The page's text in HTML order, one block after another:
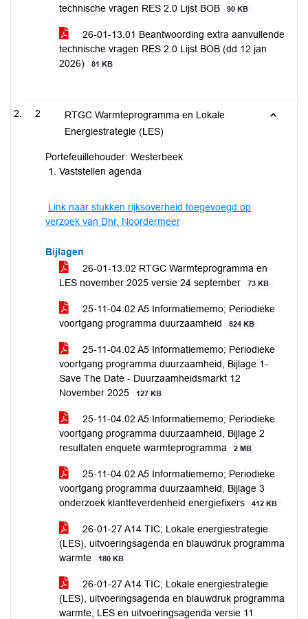
technische vragen RES 2.0 Lijst BOB
90 KB
26-01-13.01 Beantwoording extra aanvullende
technische vragen RES 2.0 Lijst BOB (dd 12 jan
2026)
81 KB
2
RTGC Warmteprogramma en Lokale
Energiestrategie (LES)
Portefeuillehouder: Westerbeek
Vaststellen agenda
Link naar stukken rijksoverheid toegevoegd op
verzoek van Dhr. Noordermeer
Bijlagen
26-01-13.02 RTGC Warmteprogramma en
LES november 2025 versie 24 september
73 KB
25-11-04.02 A5 Informatiememo; Periodieke
voortgang programma duurzaamheid
824 KB
25-11-04.02 A5 Informatiememo; Periodieke
voortgang programma duurzaamheid, Bijlage 1-
Save The Date - Duurzaamheidsmarkt 12
November 2025
127 KB
25-11-04.02 A5 Informatiememo; Periodieke
voortgang programma duurzaamheid, Bijlage 2
resultaten enquete warmteprogramma
2 MB
25-11-04.02 A5 Informatiememo; Periodieke
voortgang programma duurzaamheid, Bijlage 3
onderzoek klantteverdenheid energiefixers
412 KB
26-01-27 A14 TIC; Lokale energiestrategie
(LES), uitvoeringsagenda en blauwdruk programma
warmte
180 KB
26-01-27 A14 TIC; Lokale energiestrategie
(LES), uitvoeringsagenda en blauwdruk programma
warmte, LES en uitvoeringsagenda versie 11